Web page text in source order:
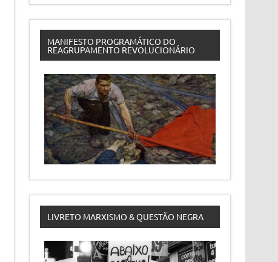
MANIFESTO PROGRAMÁTICO DO
REAGRUPAMENTO REVOLUCIONÁRIO
LIVRETO MARXISMO & QUESTÃO NEGRA